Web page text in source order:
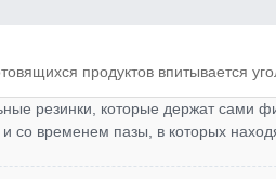
продуктов впитывается
резинки, которые держат сами
и со временем пазы, в которых